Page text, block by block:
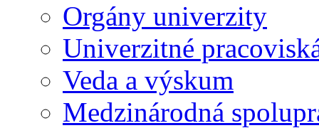
Orgány univerzity
Univerzitné
Veda a výskum
Medzinárodná